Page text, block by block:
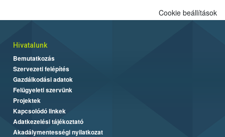
Cookie beállítások
Hivatalunk
Bemutatkozás
Szervezeti felépítés
Gazdálkodási adatok
Felügyeleti szervünk
Projektek
Kapcsolódó linkek
Adatkezelési tájékoztató
Akadálymentességi nyilatkozat